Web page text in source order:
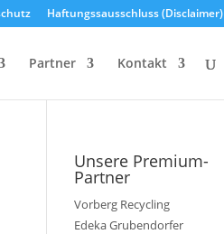
Haftungssausschluss (Disclaimer)
Partner Kontakt
Unsere Premium-
Partner
Vorberg Recycling
Edeka Grubendorfer